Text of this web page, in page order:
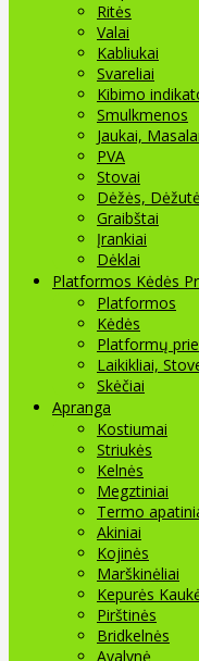
Ritės
Valai
Kabliukai
Svareliai
Kibimo
Smulkmenos
Jaukai,
PVA
Stovai
Dėžės,
Graibštai
Įrankiai
Dėklai
Platformos Kėdės
Platformos
Kėdės
Platformų
Laikikliai,
Skėčiai
Apranga
Kostiumai
Striukės
Kelnės
Megztiniai
Termo
Akiniai
Kojinės
Marškinėliai
Kepurės
Pirštinės
Bridkelnės
Avalynė